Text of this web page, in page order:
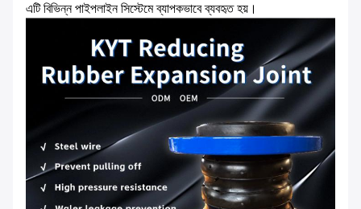
এটি বিভিন্ন পাইপলাইন সিস্টেমে ব্যাপকভাবে ব্যবহৃত হয়।